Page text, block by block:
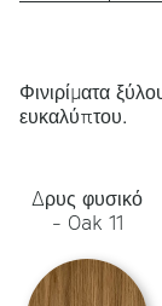
Φινιρίματα
ευκαλύπτου.
Δρυς φυσικό
- Oak 11